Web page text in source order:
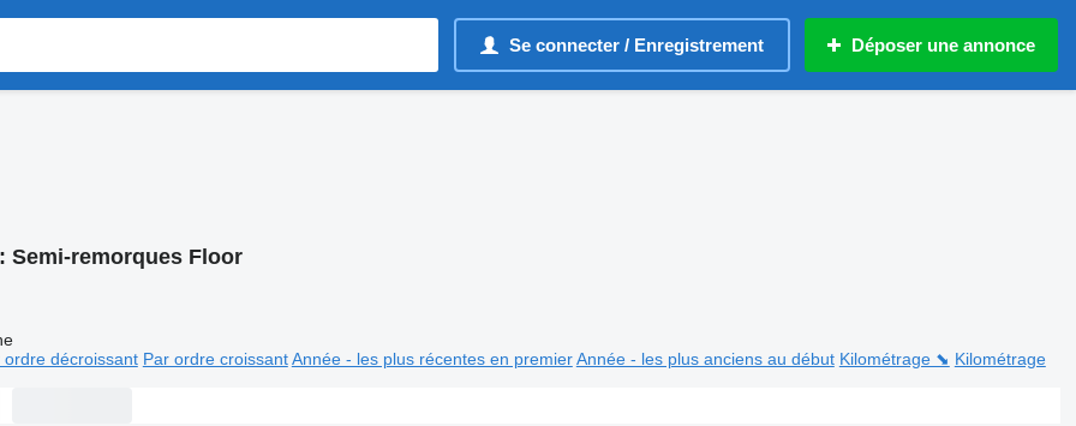
Se connecter / Enregistrement Déposer une annonce
Semi-remorques Floor
ordre décroissant Par ordre croissant Année - les plus récentes en premier Année - les plus anciens au début Kilométrage ⬊ Kilométrage